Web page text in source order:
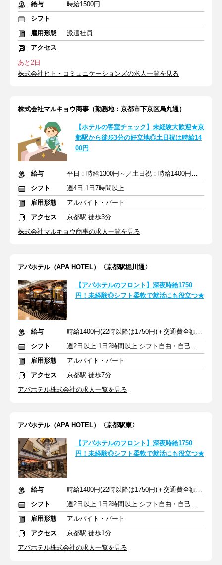
給与
時給1500円
シフト
雇用形態
派遣社員
アクセス
あと2日
株式会社ヒト・コミュニケーションズの求人一覧を見る
株式会社マルキョウ商事（勤務地：京都市下京区烏丸通）
【ホテルの客室チェック】未経験大歓迎★京
都駅から徒歩3分の好立地◎土日祝は時給14
00円
給与
平日：時給1300円～／土日祝：時給1400円～＋交通費
シフト
週4日 1日7時間以上
雇用形態
アルバイト・パート
アクセス
京都駅 徒歩3分
株式会社マルキョウ商事の求人一覧を見る
アパホテル（APA HOTEL）〈京都駅堀川通〉
【アパホテルのフロント】深夜時給1750
円！未経験◎シフト柔軟で就活にも役立つ★
給与
時給1400円(22時以降は1750円)＋交通費全額支給
シフト
週2日以上 1日2時間以上 シフト自由・自己申告
雇用形態
アルバイト・パート
アクセス
京都駅 徒歩7分
アパホテル株式会社の求人一覧を見る
アパホテル（APA HOTEL）〈京都駅東〉
【アパホテルのフロント】深夜時給1750
円！未経験◎シフト柔軟で就活にも役立つ★
給与
時給1400円(22時以降は1750円)＋交通費全額支給
シフト
週2日以上 1日2時間以上 シフト自由・自己申告
雇用形態
アルバイト・パート
アクセス
京都駅 徒歩1分
アパホテル株式会社の求人一覧を見る